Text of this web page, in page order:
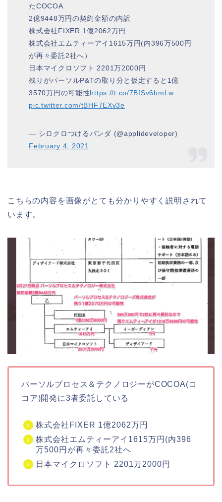
たCOCOA
2億9448万円の契約金額の内訳
株式会社FIXER 1億2062万円
株式会社エムティーアイ1615万円(内396万500円
が再々委託2社へ）
日本マイクロソフト 2201万2000円
残りがパーソルP&Tの取り分と仮定すると1億
3570万円の可能性https://t.co/7BfSv6bmLw
pic.twitter.com/tBHF7EXv3e
— シロクロつけるパンダ (@applideveloper)
February 4, 2021
こちらの内容を画像がとても分かりやすく説明されて
います。
パーソルプロセス＆テクノロジーがCOCOA(コ
コア)開発に3者委託している
株式会社FIXER 1億2062万円
株式会社エムティーアイ1615万円(内396
万500円が再々委託2社へ
日本マイクロソフト 2201万2000円